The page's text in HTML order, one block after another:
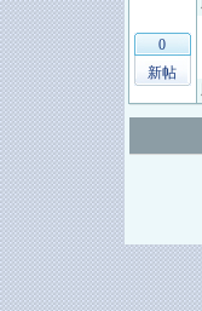
0
新帖